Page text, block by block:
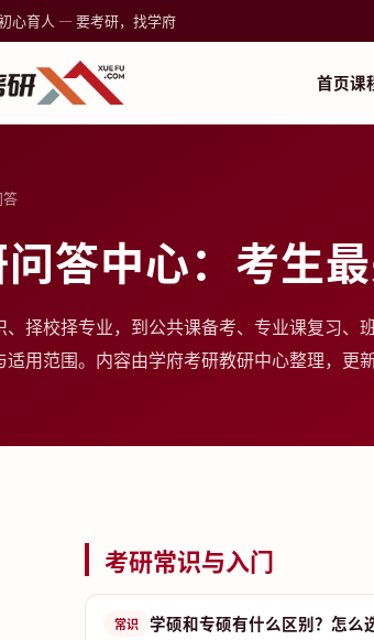
心育人 — 要考研，找学府
首页课
答中心：考生
、择校择专业，到公共课备考、专业课复习、
用范围。内容由学府考研教研中心整理，更
考研常识与入门
常识 学硕和专硕有什么区别？怎么